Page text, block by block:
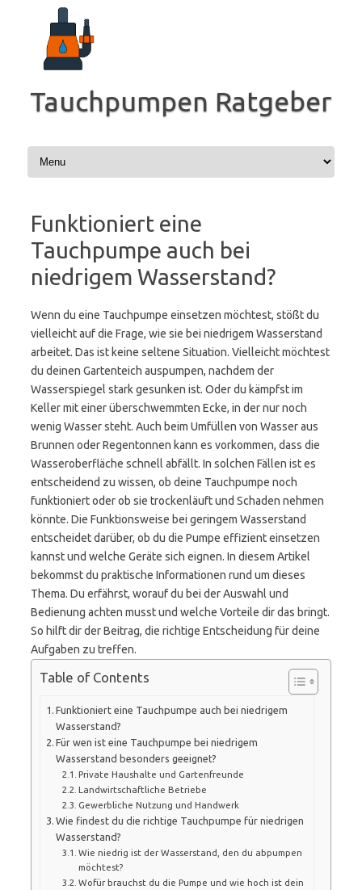
springen
Tauchpumpen Ratgeber
Funktioniert eine
Tauchpumpe auch bei
niedrigem Wasserstand?
Wenn du eine Tauchpumpe einsetzen möchtest, stößt du
vielleicht auf die Frage, wie sie bei niedrigem Wasserstand
arbeitet. Das ist keine seltene Situation. Vielleicht möchtest
du deinen Gartenteich auspumpen, nachdem der
Wasserspiegel stark gesunken ist. Oder du kämpfst im
Keller mit einer überschwemmten Ecke, in der nur noch
wenig Wasser steht. Auch beim Umfüllen von Wasser aus
Brunnen oder Regentonnen kann es vorkommen, dass die
Wasseroberfläche schnell abfällt. In solchen Fällen ist es
entscheidend zu wissen, ob deine Tauchpumpe noch
funktioniert oder ob sie trockenläuft und Schaden nehmen
könnte. Die Funktionsweise bei geringem Wasserstand
entscheidet darüber, ob du die Pumpe effizient einsetzen
kannst und welche Geräte sich eignen. In diesem Artikel
bekommst du praktische Informationen rund um dieses
Thema. Du erfährst, worauf du bei der Auswahl und
Bedienung achten musst und welche Vorteile dir das bringt.
So hilft dir der Beitrag, die richtige Entscheidung für deine
Aufgaben zu treffen.
Table of Contents
Funktioniert eine Tauchpumpe auch bei niedrigem
Wasserstand?
Für wen ist eine Tauchpumpe bei niedrigem
Wasserstand besonders geeignet?
Private Haushalte und Gartenfreunde
Landwirtschaftliche Betriebe
Gewerbliche Nutzung und Handwerk
Wie findest du die richtige Tauchpumpe für niedrigen
Wasserstand?
Wie niedrig ist der Wasserstand, den du abpumpen
möchtest?
Wofür brauchst du die Pumpe und wie hoch ist dein